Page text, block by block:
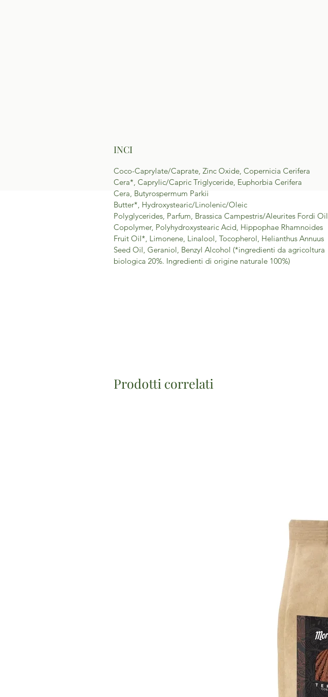
INCI
Coco-Caprylate/Caprate, Zinc Oxide, Copernicia Cerifera
Cera*, Caprylic/Capric Triglyceride, Euphorbia Cerifera
Cera, Butyrospermum Parkii
Butter*, Hydroxystearic/Linolenic/Oleic
Polyglycerides, Parfum, Brassica Campestris/Aleurites Fordi Oil
Copolymer, Polyhydroxystearic Acid, Hippophae Rhamnoides
Fruit Oil*, Limonene, Linalool, Tocopherol, Helianthus Annuus
Seed Oil, Geraniol, Benzyl Alcohol (*ingredienti da agricoltura
biologica 20%. Ingredienti di origine naturale 100%)
Prodotti correlati